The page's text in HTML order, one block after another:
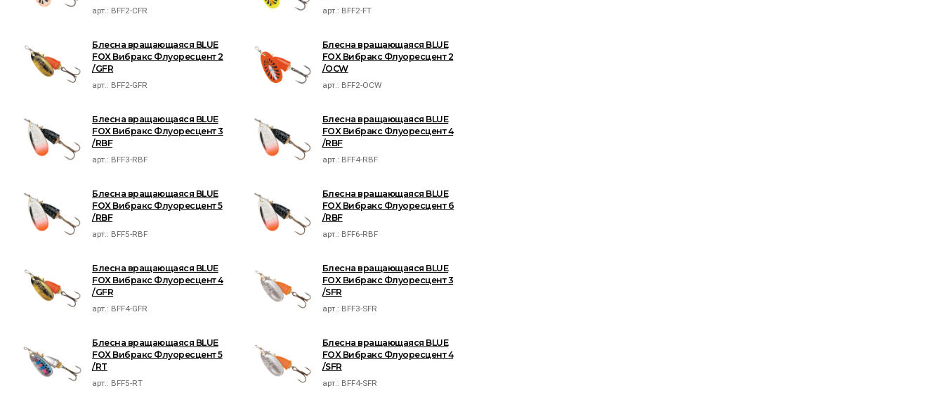
арт.: BFF2-CFR арт.: BFF2-FT
Блесна вращающаяся BLUE
FOX Вибракс Флуоресцент 2
/GFR
арт.: BFF2-GFR
Блесна вращающаяся BLUE
FOX Вибракс Флуоресцент 2
/OCW
арт.: BFF2-OCW
Блесна вращающаяся BLUE
FOX Вибракс Флуоресцент 3
/RBF
арт.: BFF3-RBF
Блесна вращающаяся BLUE
FOX Вибракс Флуоресцент 4
/RBF
арт.: BFF4-RBF
Блесна вращающаяся BLUE
FOX Вибракс Флуоресцент 5
/RBF
арт.: BFF5-RBF
Блесна вращающаяся BLUE
FOX Вибракс Флуоресцент 6
/RBF
арт.: BFF6-RBF
Блесна вращающаяся BLUE
FOX Вибракс Флуоресцент 4
/GFR
арт.: BFF4-GFR
Блесна вращающаяся BLUE
FOX Вибракс Флуоресцент 3
/SFR
арт.: BFF3-SFR
Блесна вращающаяся BLUE
FOX Вибракс Флуоресцент 5
/RT
арт.: BFF5-RT
Блесна вращающаяся BLUE
FOX Вибракс Флуоресцент 4
/SFR
арт.: BFF4-SFR